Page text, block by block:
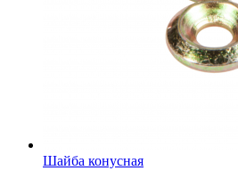
Шайба конусная